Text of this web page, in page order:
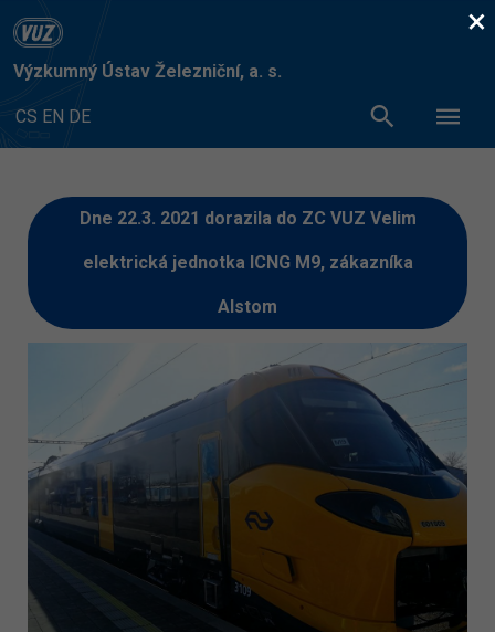
Výzkumný Ústav Železniční, a. s.
CS EN DE
Dne 22.3. 2021 dorazila do ZC VUZ Velim
elektrická jednotka ICNG M9, zákazníka
Alstom
×